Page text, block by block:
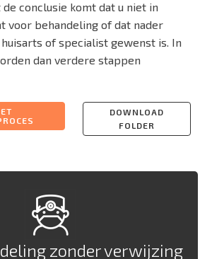
conclusie komt dat u niet in
voor behandeling of dat nader
of specialist gewenst is. In
dan verdere stappen
DOWNLOAD
FOLDER
zonder verwijzing